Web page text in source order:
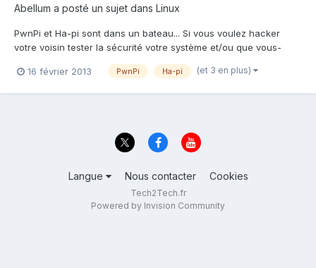
Abellum a posté un sujet dans Linux
PwnPi et Ha-pi sont dans un bateau... Si vous voulez hacker
votre voisin tester la sécurité votre système et/ou que vous-
distributions basées sur Debian Squeeze pour Ha-pi et Debian
16 février 2013 PwnPi Ha-pi (et 3 en plus)
Langue Nous contacter Cookies
Tech2Tech.fr
Powered by Invision Community